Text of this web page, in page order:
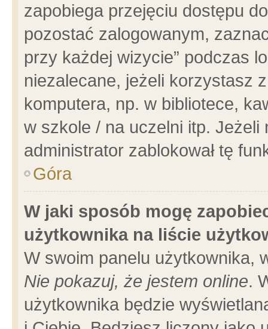
zapobiega przejęciu dostępu
pozostać zalogowanym,
przy każdej wizycie” podczas
niezalecane, jeżeli korzystasz
komputera, np. w bibliotece,
w szkole / na uczelni itp.
administrator zablokował tę
Góra
W jaki sposób mogę
użytkownika na liście
W swoim panelu użytkownika,
Nie pokazuj, że jestem online.
użytkownika będzie